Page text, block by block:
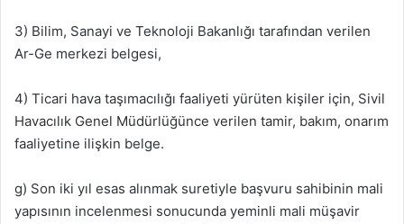
3) Bilim, Sanayi ve Teknoloji Bakanlığı tarafından verilen
Ar-Ge merkezi belgesi,
4) Ticari hava taşımacılığı faaliyeti yürüten kişiler için, Sivil
Havacılık Genel Müdürlüğünce verilen tamir, bakım, onarım
faaliyetine ilişkin belge.
g) Son iki yıl esas alınmak suretiyle başvuru sahibinin mali
yapısının incelenmesi sonucunda yeminli mali müşavir